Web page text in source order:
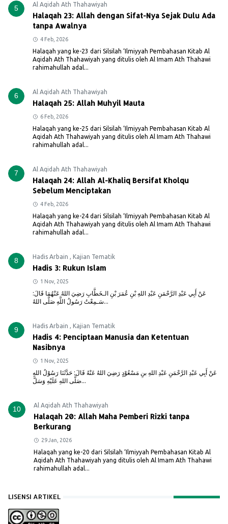
5 Al Aqidah Ath Thahawiyah
Halaqah 23: Allah dengan Sifat-Nya Sejak Dulu Ada
tanpa Awalnya
4 Feb, 2026
Halaqah yang ke-23 dari Silsilah ‘Ilmiyyah Pembahasan Kitab Al
Aqidah Ath Thahawiyah yang ditulis oleh Al Imam Ath Thahawi
rahimahullah adal...
6 Al Aqidah Ath Thahawiyah
Halaqah 25: Allah Muhyil Mauta
6 Feb, 2026
Halaqah yang ke-25 dari Silsilah ‘Ilmiyyah Pembahasan Kitab Al
Aqidah Ath Thahawiyah yang ditulis oleh Al Imam Ath Thahawi
rahimahullah adal...
7 Al Aqidah Ath Thahawiyah
Halaqah 24: Allah Al-Khaliq Bersifat Kholqu
Sebelum Menciptakan
4 Feb, 2026
Halaqah yang ke-24 dari Silsilah ‘Ilmiyyah Pembahasan Kitab Al
Aqidah Ath Thahawiyah yang ditulis oleh Al Imam Ath Thahawi
rahimahullah adal...
8 Hadis Arbain , Kajian Tematik
Hadis 3: Rukun Islam
1 Nov, 2025
عَنْ أَبِي عَبْدِ الرَّحْمَنِ عَبْدِ اللهِ بْنِ عُمَرَ بْنِ الـخَطَّابِ رَضِيَ اللهُ عَنْهُمَا قَالَ:
سَـمِعْتُ رَسُولُ اللَّهِ صَلَّى اللهُ...
9 Hadis Arbain , Kajian Tematik
Hadis 4: Penciptaan Manusia dan Ketentuan
Nasibnya
1 Nov, 2025
عَنْ أَبِي عَبْدِ الرَّحْمَنِ عَبْدِ اللهِ بنِ مَسْعُوْدٍ رَضِيَ اللهُ عَنْهُ قَالَ: حَدَّثَنَا رَسُوْلُ اللهِ
صَلَّى اللهِ عَلَيْهِ وَسَلَّ...
10 Al Aqidah Ath Thahawiyah
Halaqah 20: Allah Maha Pemberi Rizki tanpa
Berkurang
29 Jan, 2026
Halaqah yang ke-20 dari Silsilah ‘Ilmiyyah Pembahasan Kitab Al
Aqidah Ath Thahawiyah yang ditulis oleh Al Imam Ath Thahawi
rahimahullah adal...
LISENSI ARTIKEL